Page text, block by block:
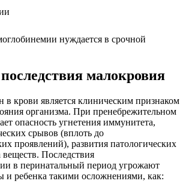
нуждается в срочной
малокровия
в крови является клиническим признаком
организма. При пренебрежительном
опасность угнетения иммунитета,
срывов (вплоть до
проявлений), развития патологических
Последствия
в перинатальный период угрожают
ребенка такими осложнениями, как: